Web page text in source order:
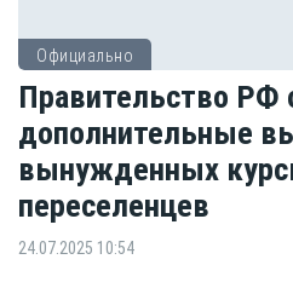
Официально
Правительство РФ
дополнительные
вынужденных
переселенцев
24.07.2025 10:54